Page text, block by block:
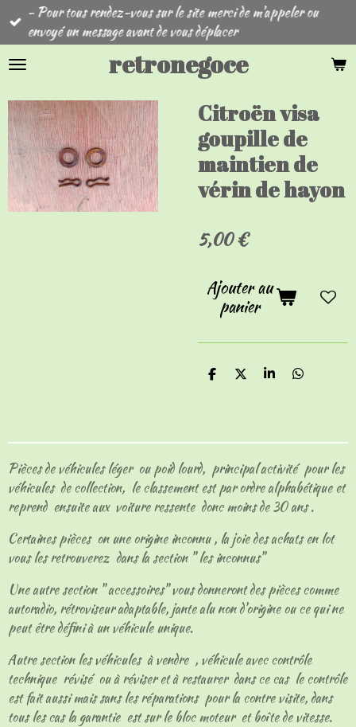
Passer
principal
retronegoce
- Pour tous rendez-vous sur le site merci de m'appeler ou
envoyé un message avant de vous déplacer
Citroën visa
goupille de
maintien de
vérin de hayon
5,00 €
Ajouter au
panier
P
g
r
P
g
r
P
g
r
P
g
r
Pièces de véhicules léger ou poid lourd, principal activité pour les
véhicules de collection, le classement est par ordre alphabétique et
reprend ensuite aux voiture ressente donc moins de 30 ans .
Certaines pièces on une origine inconnu , la joie des achats en lot
vous les retrouverez dans la section " les inconnus"
Une autre section " accessoires" vous donneront des pièces comme
autoradio, rétroviseur adaptable, jante alu non d'origine ou ce qui ne
peut être défini à un véhicule unique.
Autre section les véhicules à vendre , véhicule avec contrôle
technique révisé ou à réviser et à restaurer dans ce cas le contrôle
est fait aussi mais sans les réparations pour la contre visite, dans
tous les cas la garantie est sur le bloc moteur et boîte de vitesse.